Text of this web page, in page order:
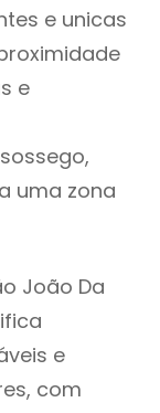
e unicas
e
uma zona
João Da
e
com